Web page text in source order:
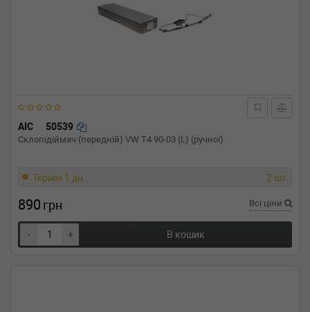
AIC 50539
Склопідіймач (передній) VW T4 90-03 (L) (ручної)
Термін 1 дн. 2 шт.
890 грн Всі ціни
- + В кошик